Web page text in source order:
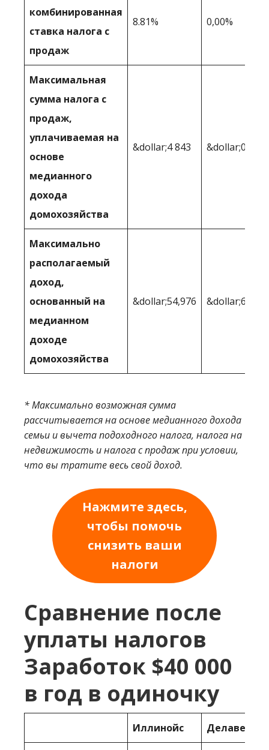
комбинированная
ставка налога с
продаж
8.81% 0,00%
Максимальная
сумма налога с
продаж,
уплачиваемая на
основе
медианного
дохода
домохозяйства
&dollar;4 843 &dollar;0
Максимально
располагаемый
доход,
основанный на
медианном
доходе
домохозяйства
&dollar;54,976
* Максимально возможная сумма
рассчитывается на основе медианного дохода
семьи и вычета подоходного налога, налога на
недвижимость и налога с продаж при условии,
что вы тратите весь свой доход.
Нажмите здесь,
чтобы помочь
снизить ваши
налоги
Сравнение после
уплаты налогов
Заработок $40 000
в год в одиночку
Иллинойс Делавер